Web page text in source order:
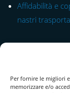
Per fornire le migliori
memorizzare e/o
Affidabilità e
nastri